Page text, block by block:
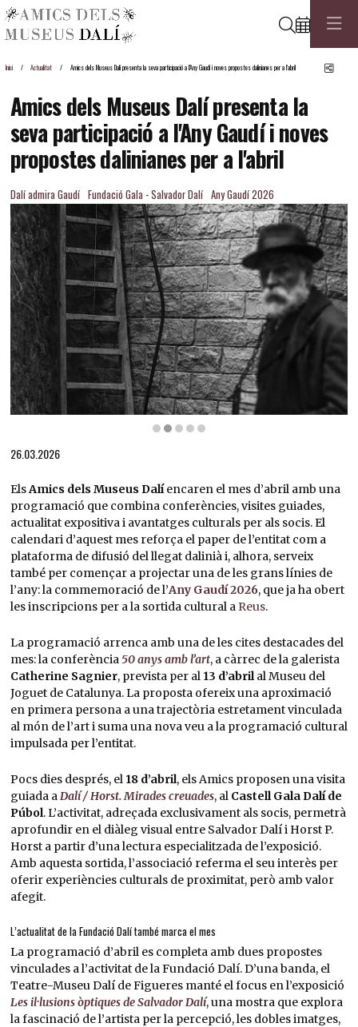
Cerca
Inici Actualitat Amics dels Museus Dalí presenta la seva participació a l'Any Gaudí i noves propostes dalinianes per a l'abril
Amics dels Museus Dalí presenta la
seva participació a l'Any Gaudí i noves
propostes dalinianes per a l'abril
Dalí admira Gaudí Fundació Gala - Salvador Dalí Any Gaudí 2026
26.03.2026
ElsAmics dels Museus Dalíencaren el mes d’abril amb una
programació que combina conferències, visites guiades,
actualitat expositiva i avantatges culturals per als socis. El
calendari d’aquest mes reforça el paper de l’entitat com a
plataforma de difusió del llegat dalinià i, alhora, serveix
també per començar a projectar una de les grans línies de
l’any: la commemoració de l’Any Gaudí 2026, que ja ha obert
les inscripcions per a la sortida cultural a Reus.
La programació arrenca amb una de les cites destacades del
mes: la conferència50 anys amb l’art, a càrrec de la galerista
Catherine Sagnier, prevista per al 13 d’abrilal Museu del
Joguet de Catalunya. La proposta ofereix una aproximació
en primera persona a una trajectòria estretament vinculada
al món de l’art i suma una nova veu a la programació cultural
impulsada per l’entitat.
Pocs dies després, el 18 d’abril, els Amics proposen una visita
guiada aDalí / Horst. Mirades creuades, al Castell Gala Dalí de
Púbol. L’activitat, adreçada exclusivament als socis, permetrà
aprofundir en el diàleg visual entre Salvador Dalí i Horst P.
Horst a partir d’una lectura especialitzada de l’exposició.
Amb aquesta sortida, l’associació referma el seu interès per
oferir experiències culturals de proximitat, però amb valor
afegit.
L’actualitat de la Fundació Dalí també marca el mes
La programació d’abril es completa amb dues propostes
vinculades a l’activitat de la Fundació Dalí. D’una banda, el
Teatre-Museu Dalí de Figueres manté el focus en l’exposició
Les il·lusions òptiques de Salvador Dalí, una mostra que explora
la fascinació de l’artista per la percepció, les dobles imatges,